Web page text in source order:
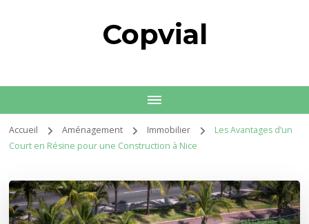
Copvial
Accueil Aménagement Immobilier
Les Avantages d’un
Court en Résine pour une Construction à Nice